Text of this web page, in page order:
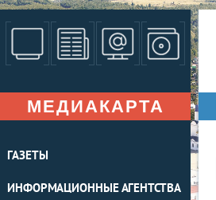
МЕДИАКАРТА
ГАЗЕТЫ
ИНФОРМАЦИОННЫЕ АГЕНТСТВА